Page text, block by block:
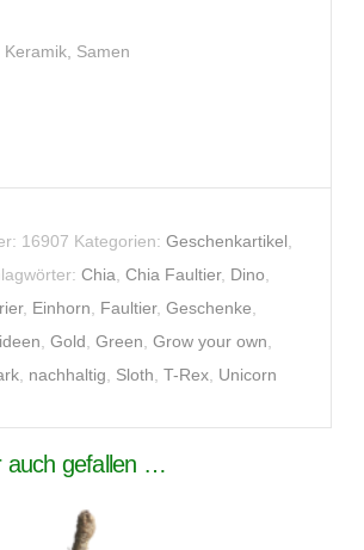
Keramik, Samen
16907 Kategorien: Geschenkartikel,
Chia, Chia Faultier, Dino,
, Einhorn, Faultier, Geschenke,
, Gold, Green, Grow your own,
, nachhaltig, Sloth, T-Rex, Unicorn
auch gefallen …